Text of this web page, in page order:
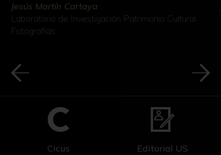
Jesús Martín Cartaya
Laboratorio de Investigación Patrimonio Cultural
Fotografías
Cicus Editorial US